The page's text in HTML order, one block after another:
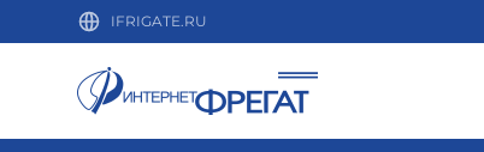
IFRIGATE.RU